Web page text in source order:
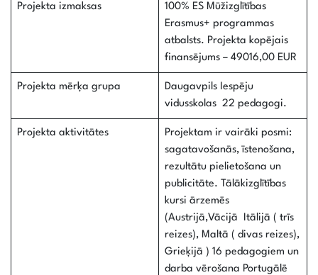
Projekta izmaksas
100% ES Mūžizglītības
Erasmus+ programmas
atbalsts. Projekta kopējais
finansējums – 49016,00 EUR
Projekta mērķa grupa
Daugavpils Iespēju
vidusskolas 22 pedagogi.
Projekta aktivitātes
Projektam ir vairāki posmi:
sagatavošanās, īstenošana,
rezultātu pielietošana un
publicitāte. Tālākizglītības
kursi ārzemēs
(Austrijā,Vācijā Itālijā ( trīs
reizes), Maltā ( divas reizes),
Grieķijā ) 16 pedagogiem un
darba vērošana Portugālē